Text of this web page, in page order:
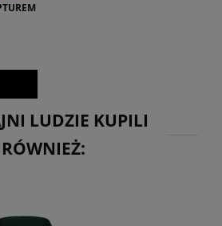
LUDZIE KUPILI
RÓWNIEŻ: